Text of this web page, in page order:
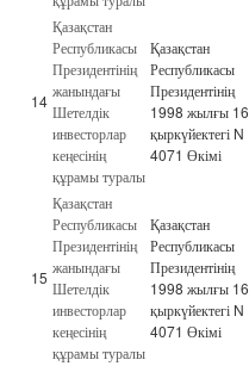
14
Қазақстан
Республикасы
Президентінің
жанындағы
Шетелдік
инвесторлар
кеңесінің
құрамы туралы
Қазақстан
Республикасы
Президентінің
1998 жылғы 16
қыркүйектегі N
4071 Өкімі
15
Қазақстан
Республикасы
Президентінің
жанындағы
Шетелдік
инвесторлар
кеңесінің
құрамы туралы
Қазақстан
Республикасы
Президентінің
1998 жылғы 16
қыркүйектегі N
4071 Өкімі